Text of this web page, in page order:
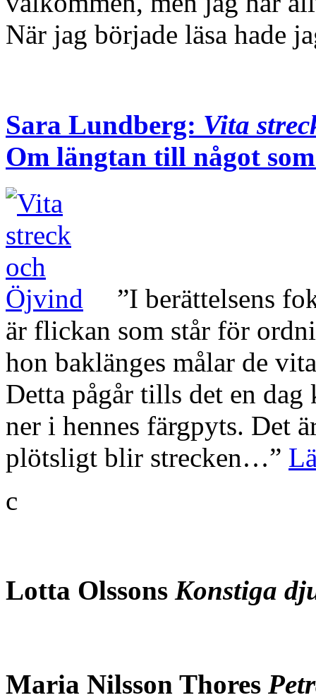
När jag började läsa hade
Sara Lundberg: Vita
Om längtan till något
”I berättelsens
är flickan som står för
hon baklänges målar de
Detta pågår tills det en
ner i hennes färgpyts. Det
plötsligt blir strecken…”
c
Lotta Olssons Konstiga
Maria Nilsson Thores